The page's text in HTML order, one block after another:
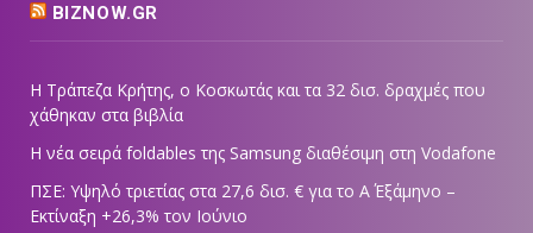
BIZNOW.GR
Η Τράπεζα Κρήτης, ο Κοσκωτάς και τα 32 δισ. δραχμές που
χάθηκαν στα βιβλία
Η νέα σειρά foldables της Samsung διαθέσιμη στη Vodafone
ΠΣΕ: Υψηλό τριετίας στα 27,6 δισ. € για το Α΄ Εξάμηνο –
Εκτίναξη +26,3% τον Ιούνιο